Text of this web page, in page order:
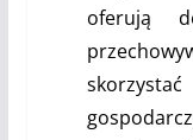
oferują